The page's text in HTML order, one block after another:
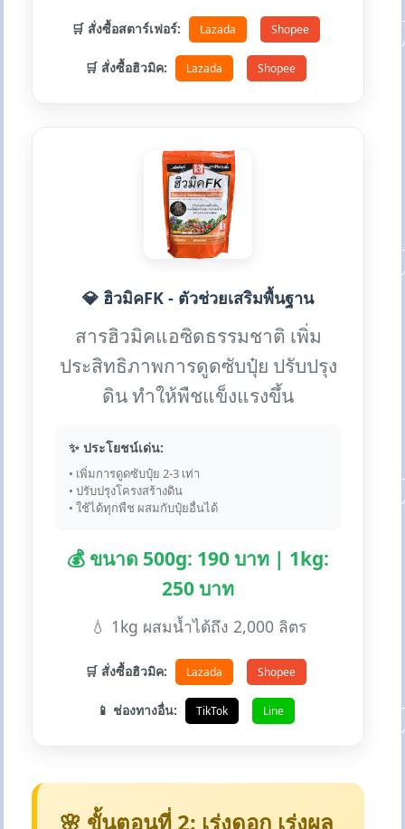
🛒 สั่งซื้อสตาร์เฟอร์: Lazada Shopee
🛒 สั่งซื้อฮิวมิค: Lazada Shopee
💎 ฮิวมิคFK - ตัวช่วยเสริมพื้นฐาน
สารฮิวมิคแอซิดธรรมชาติ เพิ่ม
ประสิทธิภาพการดูดซับปุ๋ย ปรับปรุง
ดิน ทำให้พืชแข็งแรงขึ้น
✨ ประโยชน์เด่น:
• เพิ่มการดูดซับปุ๋ย 2-3 เท่า
• ปรับปรุงโครงสร้างดิน
• ใช้ได้ทุกพืช ผสมกับปุ๋ยอื่นได้
💰 ขนาด 500g: 190 บาท | 1kg:
250 บาท
💧 1kg ผสมน้ำได้ถึง 2,000 ลิตร
🛒 สั่งซื้อฮิวมิค: Lazada Shopee
📱 ช่องทางอื่น: TikTok Line
🌸 ขั้นตอนที่ 2: เร่งดอก เร่งผล